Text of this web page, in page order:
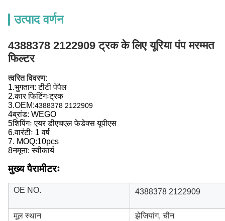
उत्पाद वर्णन
4388378 2122909 ट्रक के लिए यूरिया पंप मरम्मत
फिल्टर
त्वरित विवरण:
1.भुगतान: टीटी पेपैल
2.कार फिटिंगःट्रक
3.OEM:4388378 2122909
4ब्रांड: WEGO
5शिपिंगः एयर डीएचएल फेडेक्स यूपीएस
6.वारंटीः 1 वर्ष
7. MOQ:10pcs
8नमूना: स्वीकार्य
मुख्य पैरामीटरः
OE NO. 4388378 2122909
मूल स्थान झेजियांग, चीन